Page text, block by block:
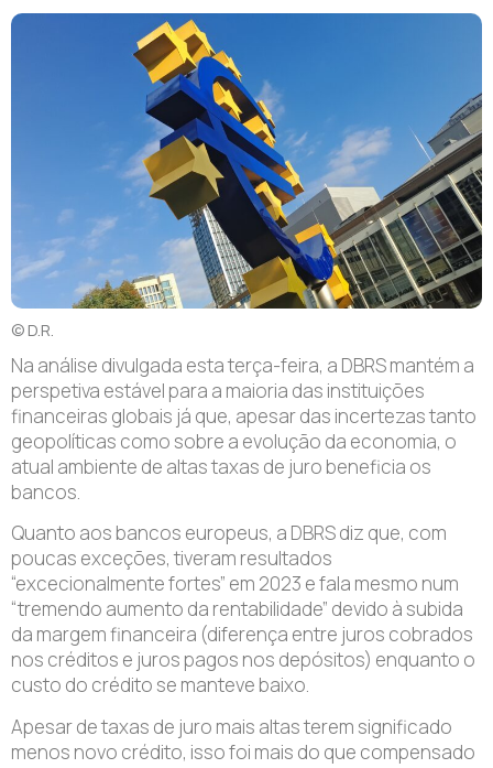
© D.R.
Na análise divulgada esta terça-feira, a DBRS mantém a
perspetiva estável para a maioria das instituições
financeiras globais já que, apesar das incertezas tanto
geopolíticas como sobre a evolução da economia, o
atual ambiente de altas taxas de juro beneficia os
bancos.
Quanto aos bancos europeus, a DBRS diz que, com
poucas exceções, tiveram resultados
“excecionalmente fortes” em 2023 e fala mesmo num
“tremendo aumento da rentabilidade” devido à subida
da margem financeira (diferença entre juros cobrados
nos créditos e juros pagos nos depósitos) enquanto o
custo do crédito se manteve baixo.
Apesar de taxas de juro mais altas terem significado
menos novo crédito, isso foi mais do que compensado